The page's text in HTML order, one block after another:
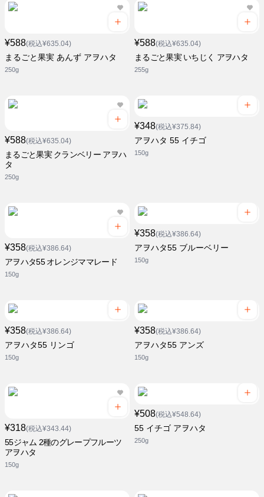
¥588(税込¥635.04)
まるごと果実 あんず アヲハタ
250g
¥588(税込¥635.04)
まるごと果実 いちじく アヲハタ
255g
¥588(税込¥635.04)
まるごと果実 クランベリー アヲハ
タ
250g
¥348(税込¥375.84)
アヲハタ 55 イチゴ
150g
¥358(税込¥386.64)
アヲハタ55 オレンジママレード
150g
¥358(税込¥386.64)
アヲハタ55 ブルーベリー
150g
¥358(税込¥386.64)
アヲハタ55 リンゴ
150g
¥358(税込¥386.64)
アヲハタ55 アンズ
150g
¥318(税込¥343.44)
55ジャム 2種のグレープフルーツ
アヲハタ
150g
¥508(税込¥548.64)
55 イチゴ アヲハタ
250g